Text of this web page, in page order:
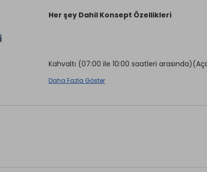
Her şey Dahil Konsept Özellikleri
Kahvaltı (07:00 ile 10:00 saatleri
Daha Fazla Göster